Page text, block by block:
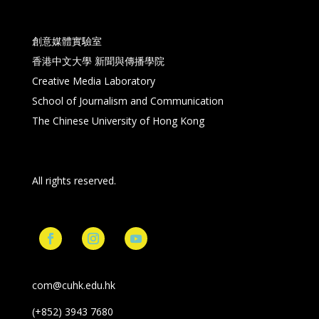
創意媒體實驗室
香港中文大學 新聞與傳播學院
Creative Media Laboratory
School of Journalism and Communication
The Chinese University of Hong Kong
All rights reserved.
com@cuhk.edu.hk
(+852) 3943 7680